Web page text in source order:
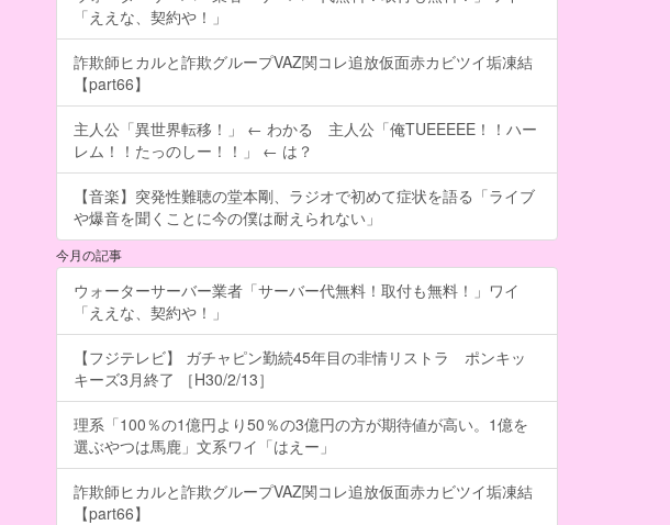
「ええな、契約や！」
詐欺師ヒカルと詐欺グループVAZ関コレ追放仮面赤カビツイ垢凍結
【part66】
主人公「異世界転移！」 ← わかる 主人公「俺TUEEEEE！！ハー
レム！！たっのしー！！」 ← は？
【音楽】突発性難聴の堂本剛、ラジオで初めて症状を語る「ライブ
や爆音を聞くことに今の僕は耐えられない」
今月の記事
ウォーターサーバー業者「サーバー代無料！取付も無料！」ワイ
「ええな、契約や！」
【フジテレビ】 ガチャピン勤続45年目の非情リストラ ポンキッ
キーズ3月終了 ［H30/2/13］
理系「100％の1億円より50％の3億円の方が期待値が高い。1億を
選ぶやつは馬鹿」文系ワイ「はえー」
詐欺師ヒカルと詐欺グループVAZ関コレ追放仮面赤カビツイ垢凍結
【part66】